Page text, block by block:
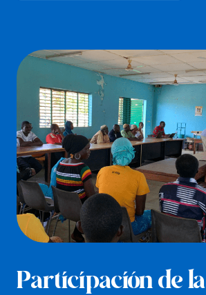
Participación de la